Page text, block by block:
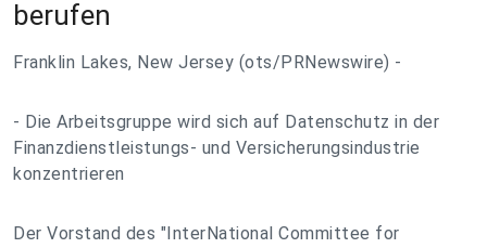
berufen
Franklin Lakes, New Jersey (ots/PRNewswire) -
- Die Arbeitsgruppe wird sich auf Datenschutz in der
Finanzdienstleistungs- und Versicherungsindustrie
konzentrieren
Der Vorstand des "InterNational Committee for